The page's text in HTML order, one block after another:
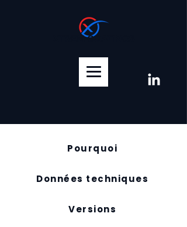
XTREM COATINGS
Pourquoi
Données techniques
Versions